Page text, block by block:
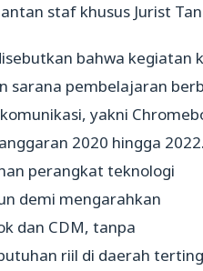
staf khusus Jurist
bahwa kegiatan
sarana pembelajaran
yakni
2020 hingga
perangkat teknologi
demi mengarahkan
dan CDM, tanpa
riil di daerah